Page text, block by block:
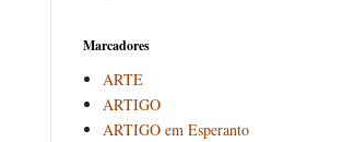
Marcadores
ARTE
ARTIGO
ARTIGO em Esperanto